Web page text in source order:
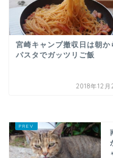
宮崎キャンプ撤収日は朝か
パスタでガッツリご飯
2018年12月